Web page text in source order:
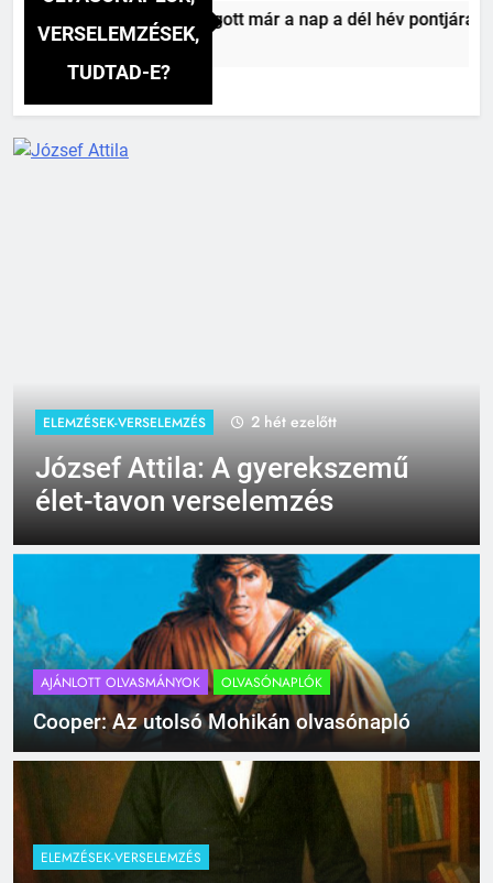
VERSELEMZÉSEK,
TUDTAD-E?
Mihály: A dél (Felhágott már a nap a dél hév pontjára, 1794)
ELEMZÉSEK-VERSELEMZÉS 2 óra ezelőtt
Csokonai Vitéz Mihály: A dél
(Felhágott már a nap a dél
hév pontjára, 1794)
verselemzés
AJÁNLOTT OLVASMÁNYOK OLVASÓNAPLÓK
Cooper: Az utolsó Mohikán olvasónapló
ELEMZÉSEK-VERSELEMZÉS